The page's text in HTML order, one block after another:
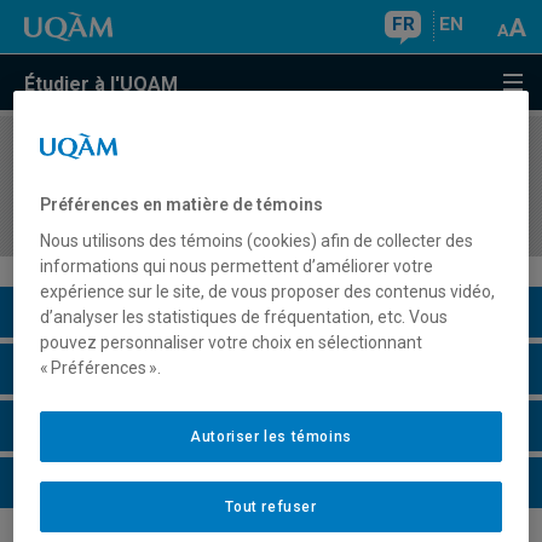
FR EN
Étudier à l'UQAM
COURS//
de l'art
Description du cours
Horaire - Été 2026
Horaire - Automne 2026
Horaire - Hiver 2027
Préférences en matière de témoins
Nous utilisons des témoins (cookies) afin de collecter des
informations qui nous permettent d’améliorer votre
expérience sur le site, de vous proposer des contenus vidéo,
d’analyser les statistiques de fréquentation, etc. Vous
pouvez personnaliser votre choix en sélectionnant
« Préférences ».
Tout refuser
Autoriser les témoins